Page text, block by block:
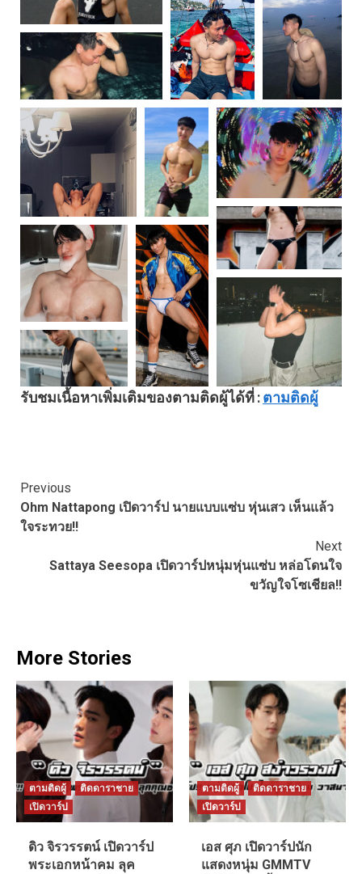
รับชมเนื้อหาเพิ่มเติมของตามติดผู้ได้ที่ :ตามติดผู้
Continue
Reading
Previous
Ohm Nattapong เปิดวาร์ป นายแบบแซ่บ หุ่นเสว เห็นแล้ว
ใจระทวย!!
Next
Sattaya Seesopa เปิดวาร์ปหนุ่มหุ่นแซ่บ หล่อโดนใจ
ขวัญใจโซเชียล!!
More Stories
ตามติดผู้
ติดดาราชาย
เปิดวาร์ป
ดิว จิรวรรตน์ เปิดวาร์ป
พระเอกหน้าคม ลุค
ตามติดผู้
ติดดาราชาย
เปิดวาร์ป
เอส ศุภ เปิดวาร์ปนัก
แสดงหนุ่ม GMMTV